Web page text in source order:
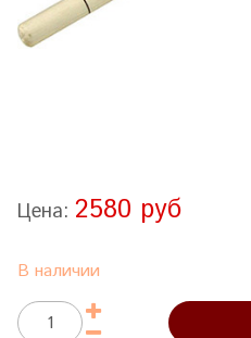
Цена: 2580 руб
В наличии